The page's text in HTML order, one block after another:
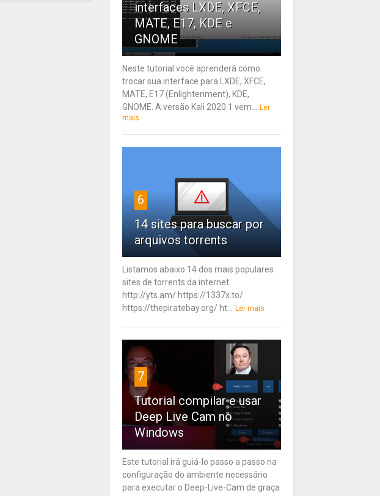
interfaces LXDE, XFCE,
MATE, E17, KDE e
GNOME
Neste tutorial você aprenderá como
trocar sua interface para LXDE, XFCE,
MATE, E17 (Enlightenment), KDE,
GNOME. A versão Kali 2020.1 vem...
Ler
mais
6
14 sites para buscar por
arquivos torrents
Listamos abaixo 14 dos mais populares
sites de torrents da internet.
http://yts.am/ https://1337x.to/
https://thepiratebay.org/ ht...
Ler mais
7
Tutorial compilar e usar
Deep Live Cam no
Windows
Este tutorial irá guiá-lo passo a passo na
configuração do ambiente necessário
para executar o Deep-Live-Cam de graça